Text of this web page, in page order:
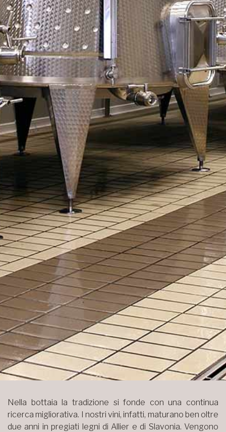
Nella bottaia la tradizione si fonde con una continua
ricerca migliorativa. I nostri vini, infatti, maturano ben oltre
due anni in pregiati legni di Allier e di Slavonia. Vengono